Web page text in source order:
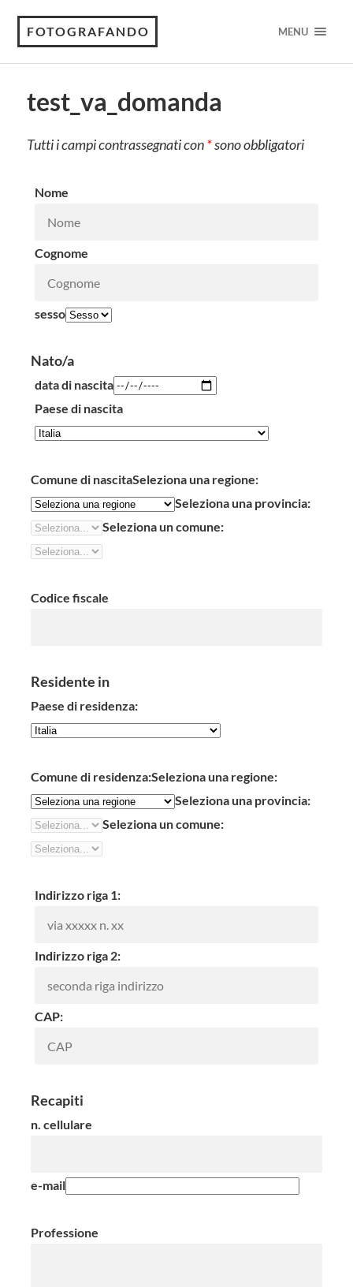
FOTOGRAFANDO MENU
test_va_domanda
Tutti i campi contrassegnati con*sono obbligatori
Nome
Cognome
sesso
Nato/a
data di nascita
Paese di nascita
Comune di nascitaSeleziona una regione:
Seleziona una provincia:
Seleziona un comune:
Codice fiscale
Residente in
Paese di residenza:
Comune di residenza:Seleziona una regione:
Seleziona una provincia:
Seleziona un comune:
Indirizzo riga 1:
Indirizzo riga 2:
CAP:
Recapiti
n. cellulare
e-mail
Professione